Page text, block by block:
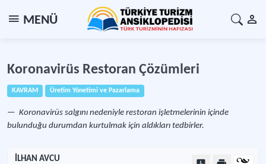
MENÜ
Koronavirüs Restoran Çözümleri
KAVRAM Üretim Yönetimi ve Pazarlama
Koronavirüs salgını nedeniyle restoran işletmelerinin içinde
bulunduğu durumdan kurtulmak için aldıkları tedbirler.
İLHAN AVCU